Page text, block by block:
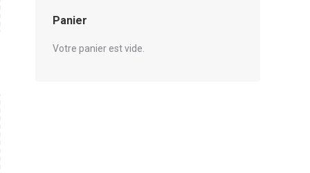
Panier
Votre panier est vide.